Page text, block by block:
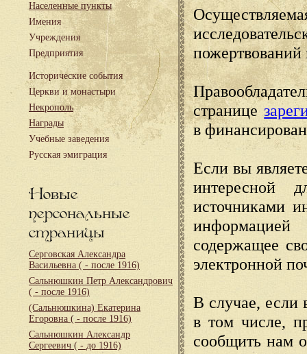
Населенные пункты
Имения
Учреждения
Предприятия
Исторические события
Церкви и монастыри
Некрополь
Награды
Учебные заведения
Русская эмиграция
Новые
персональные
страницы
Серговская Александра
Васильевна ( - после 1916)
Сальнюшкин Петр Александрович
( - после 1916)
(Сальнюшкина) Екатерина
Егоровна ( - после 1916)
Сальнюшкин Александр
Сергеевич ( - до 1916)
пожертвований
странице
в
Если вы
интересной
источниками
содержащее
электронной
В случае, если
в том числе,
сообщить нам